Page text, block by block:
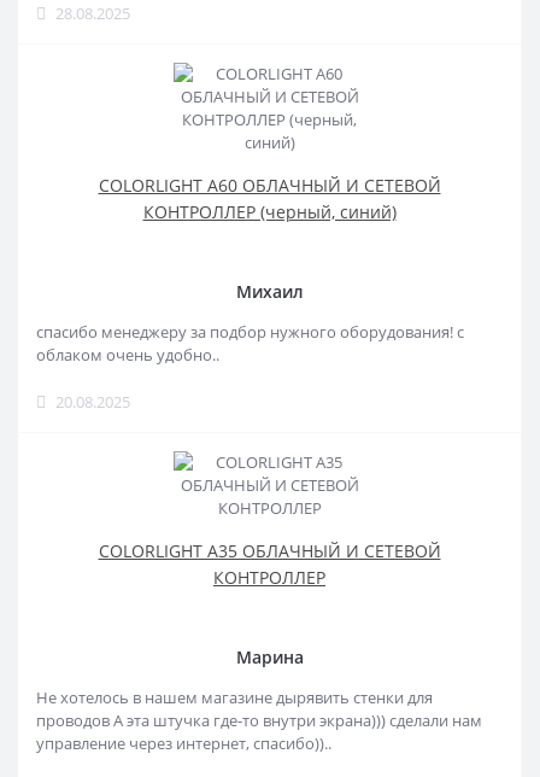
28.08.2025
COLORLIGHT A60 ОБЛАЧНЫЙ И СЕТЕВОЙ
КОНТРОЛЛЕР (черный, синий)
Михаил
спасибо менеджеру за подбор нужного оборудования! с
облаком очень удобно..
20.08.2025
COLORLIGHT A35 ОБЛАЧНЫЙ И СЕТЕВОЙ
КОНТРОЛЛЕР
Марина
Не хотелось в нашем магазине дырявить стенки для
проводов А эта штучка где-то внутри экрана))) сделали нам
управление через интернет, спасибо))..